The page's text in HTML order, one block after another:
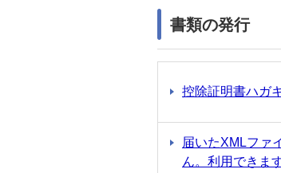
書類の発行
控除証明書ハガ
届いたXMLファ
ん。利用できま